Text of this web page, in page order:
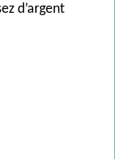
d’argent